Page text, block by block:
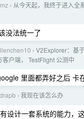
› 从今天起，我终于进入全
没法统一了
› V2Explorer：基
户端， TestFlight 公测中
里面都弄好之后 卡
› 我现在该怎么办
设计一套系统的能力，